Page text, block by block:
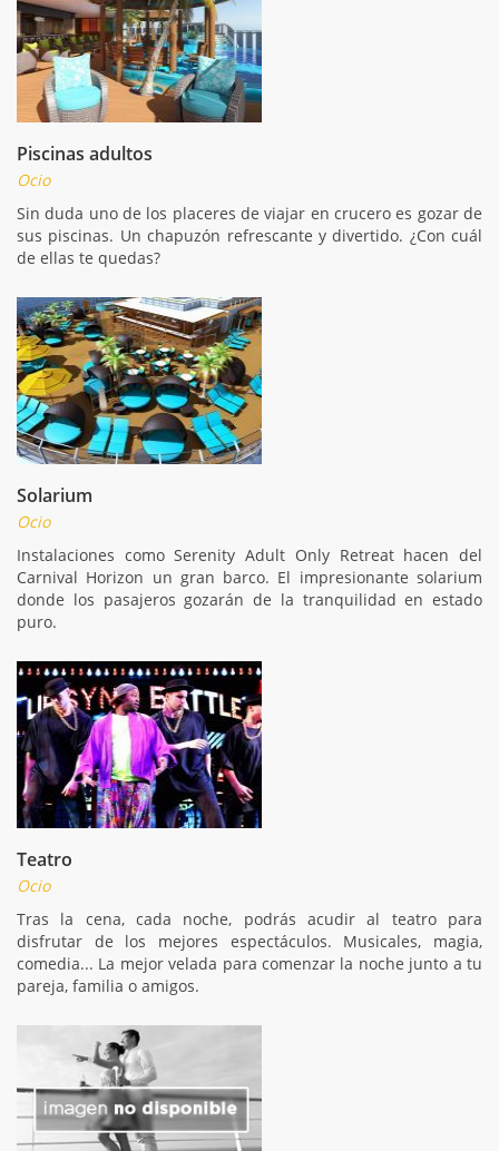
Piscinas adultos
Ocio
Sin duda uno de los placeres de viajar en crucero es gozar de
sus piscinas. Un chapuzón refrescante y divertido. ¿Con cuál
de ellas te quedas?
Solarium
Ocio
Instalaciones como Serenity Adult Only Retreat hacen del
Carnival Horizon un gran barco. El impresionante solarium
donde los pasajeros gozarán de la tranquilidad en estado
puro.
Teatro
Ocio
Tras la cena, cada noche, podrás acudir al teatro para
disfrutar de los mejores espectáculos. Musicales, magia,
comedia... La mejor velada para comenzar la noche junto a tu
pareja, familia o amigos.